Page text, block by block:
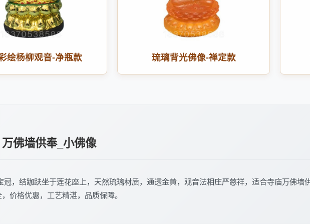
绘杨柳观音-净瓶款 琉璃背光佛像-禅定款
佛墙供奉_小佛像
，结跏趺坐于莲花座上，天然琉璃材质，通透金黄，观音法相庄严慈祥，适合寺庙万佛墙
价格优惠，工艺精湛，品质保障。